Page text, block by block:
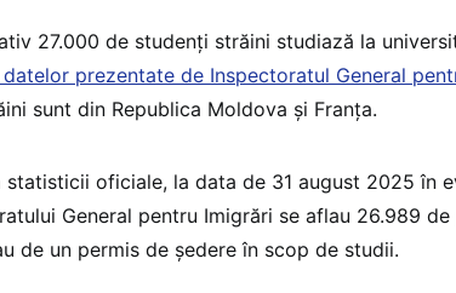
27.000 de studenți străini studiază la
prezentate de Inspectoratul General
sunt din Republica Moldova și Franța.
statisticii oficiale, la data de 31 august 2025 în
General pentru Imigrări se aflau 26.989
de un permis de ședere în scop de studii.